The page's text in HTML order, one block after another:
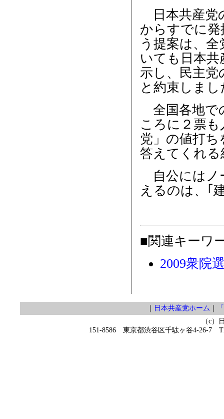
日本共産党
からすでに
う提案は、
いても日本共
示し、民主党
と約束しまし
全国各地で
ころに２票
党」の値打
答えてくれ
自公にはノ
えるのは、｢
■関連キーワ
2009衆院
日本共産党ホーム
（c）
151-8586 東京都渋谷区千駄ヶ谷4-26-7